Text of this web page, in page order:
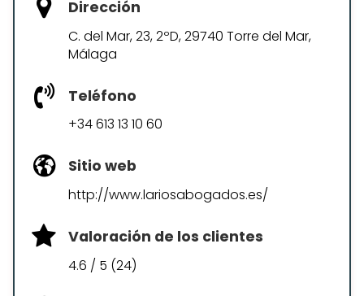
Dirección
C. del Mar, 23, 2ºD, 29740 Torre del Mar,
Málaga
Teléfono
+34 613 13 10 60
Sitio web
http://www.lariosabogados.es/
Valoración de los clientes
4.6 / 5 (24)